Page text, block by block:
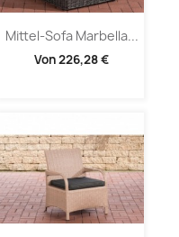
Mittel-Sofa Marbella...
Von226,28 €